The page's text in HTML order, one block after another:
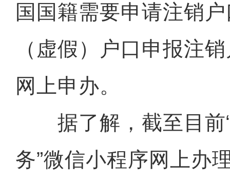
国国籍需要申请注销
（虚假）户口申报注
网上申办。
据了解，截至目前“
务”微信小程序网上办